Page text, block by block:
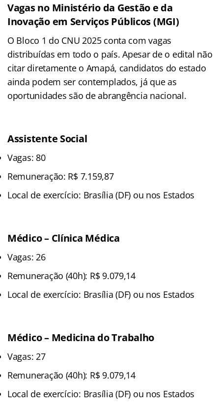
Vagas no Ministério da Gestão e da
Inovação em Serviços Públicos (MGI)
O Bloco 1 do CNU 2025 conta com vagas
distribuídas em todo o país. Apesar de o edital não
citar diretamente o Amapá, candidatos do estado
ainda podem ser contemplados, já que as
oportunidades são de abrangência nacional.
Assistente Social
Vagas: 80
Remuneração: R$ 7.159,87
Local de exercício: Brasília (DF) ou nos Estados
Médico – Clínica Médica
Vagas: 26
Remuneração (40h): R$ 9.079,14
Local de exercício: Brasília (DF) ou nos Estados
Médico – Medicina do Trabalho
Vagas: 27
Remuneração (40h): R$ 9.079,14
Local de exercício: Brasília (DF) ou nos Estados